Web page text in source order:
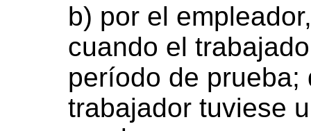
b) por el
cuando el
período de prueba;
trabajador tuviese